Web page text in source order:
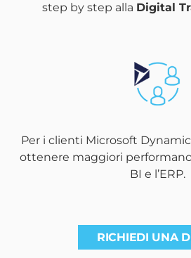
step by step alla Digital
Per i clienti Microsoft
ottenere maggiori
BI e l’ERP.
RICHIEDI UNA